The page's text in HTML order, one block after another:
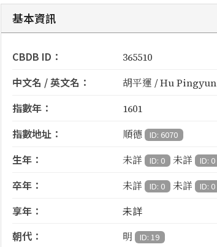
基本資訊
CBDB ID： 365510
中文名 / 英文名： 胡平運 / Hu Pingyun
指數年： 1601
指數地址： 順德 ID: 6070
生年： 未詳 ID: 0 未詳 ID: 0
卒年： 未詳 ID: 0 未詳 ID: 0
享年：
未詳
朝代：
明 ID: 19